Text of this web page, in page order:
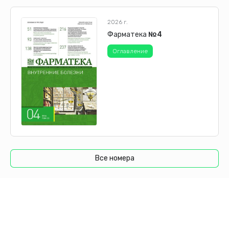
Совокупность этих патогенетических звеньев
формирует провоспалительную и протромботическую
направленность, лежащую в основе как острого, так и
отдаленного сердечно-сосудистого повреждения.
Многочисленные исследования посвящены изучению
поражения сердечно-сосудистой системы за счет
доказательную базу данного механизма патогенеза.
РААС представляет собой сложную сеть, ключевым
эффекторным пептидом которой является ангиотензин
II (Ang-II) [5]. Каскад РААС инициируется
образованием ангиотензина I (Ang-I), который затем
под действием ангиотензин-превращающего
2026 г.
Фарматека №4
Оглавление
Все номера